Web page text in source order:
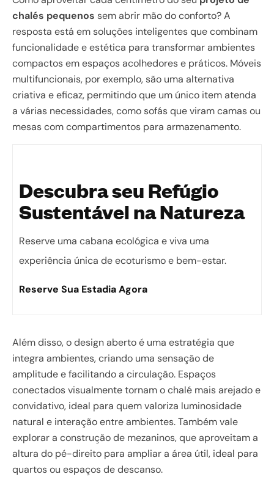
chalés pequenos sem abrir mão do conforto? A
resposta está em soluções inteligentes que combinam
funcionalidade e estética para transformar ambientes
compactos em espaços acolhedores e práticos. Móveis
multifuncionais, por exemplo, são uma alternativa
criativa e eficaz, permitindo que um único item atenda
a várias necessidades, como sofás que viram camas ou
mesas com compartimentos para armazenamento.
Descubra seu Refúgio
Sustentável na Natureza
Reserve uma cabana ecológica e viva uma
experiência única de ecoturismo e bem-estar.
Reserve Sua Estadia Agora
Além disso, o design aberto é uma estratégia que
integra ambientes, criando uma sensação de
amplitude e facilitando a circulação. Espaços
conectados visualmente tornam o chalé mais arejado e
convidativo, ideal para quem valoriza luminosidade
natural e interação entre ambientes. Também vale
explorar a construção de mezaninos, que aproveitam a
altura do pé-direito para ampliar a área útil, ideal para
quartos ou espaços de descanso.